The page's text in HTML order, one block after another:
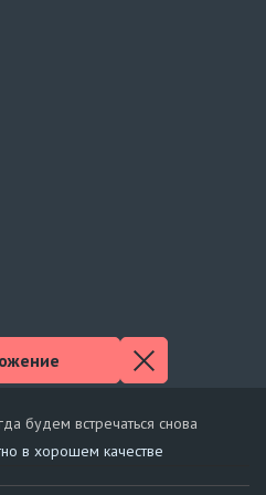
будем встречаться снова
в хорошем качестве